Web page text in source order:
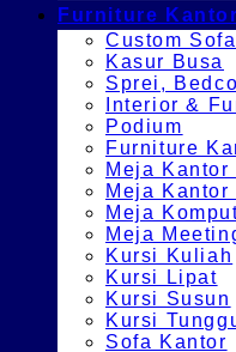
Furniture
Custom
Kasur Busa
Sprei,
Interior &
Podium
Furniture
Meja
Meja
Meja
Meja
Kursi Kuliah
Kursi Lipat
Kursi Susun
Kursi
Sofa Kantor